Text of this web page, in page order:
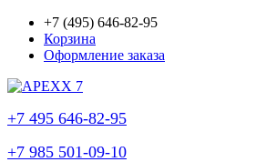
+7 (495) 646-82-95
Корзина
Оформление заказа
+7 495 646-82-95
+7 985 501-09-10